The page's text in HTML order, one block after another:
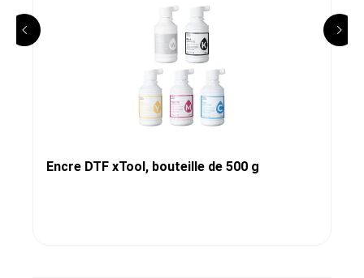
Encre DTF xTool, bouteille de 500 g